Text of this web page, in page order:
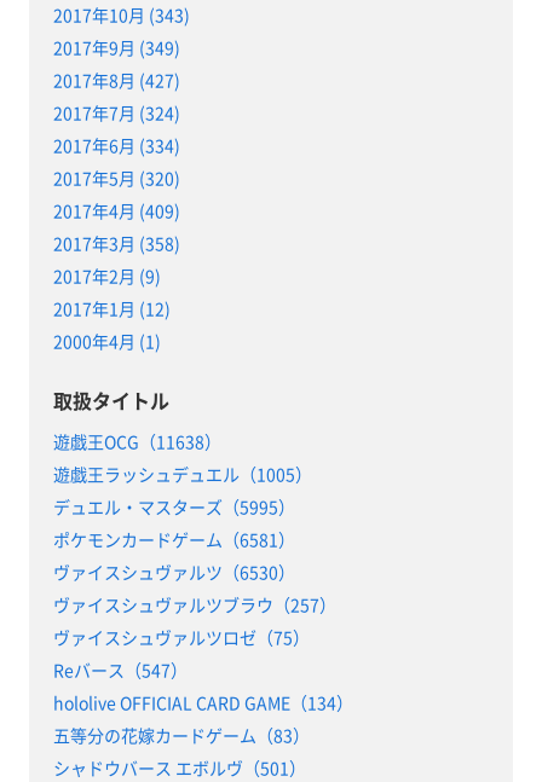
2017年10月 (343)
2017年9月 (349)
2017年8月 (427)
2017年7月 (324)
2017年6月 (334)
2017年5月 (320)
2017年4月 (409)
2017年3月 (358)
2017年2月 (9)
2017年1月 (12)
2000年4月 (1)
取扱タイトル
遊戯王OCG（11638）
遊戯王ラッシュデュエル（1005）
デュエル・マスターズ（5995）
ポケモンカードゲーム（6581）
ヴァイスシュヴァルツ（6530）
ヴァイスシュヴァルツブラウ（257）
ヴァイスシュヴァルツロゼ（75）
Reバース（547）
hololive OFFICIAL CARD GAME（134）
五等分の花嫁カードゲーム（83）
シャドウバース エボルヴ（501）